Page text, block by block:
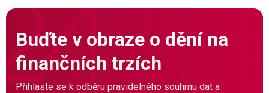
Buďte v obraze o dění na
finančních trzích
Přihlaste se k odběru pravidelného souhrnu dat a